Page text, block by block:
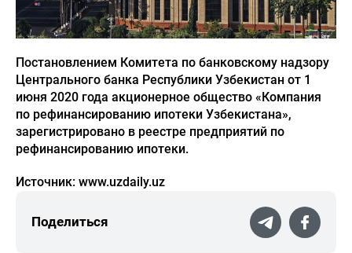
Постановлением Комитета по банковскому надзору
Центрального банка Республики Узбекистан от 1
июня 2020 года акционерное общество «Компания
по рефинансированию ипотеки Узбекистана»,
зарегистрировано в реестре предприятий по
рефинансированию ипотеки.
Источник: www.uzdaily.uz
Поделиться